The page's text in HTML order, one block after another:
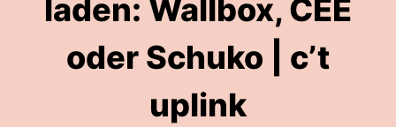
laden: Wallbox, CEE
oder Schuko | c’t
uplink